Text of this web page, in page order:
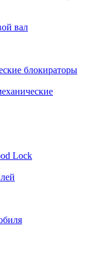
вал
блокираторы
Lock